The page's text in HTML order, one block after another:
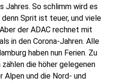
Jahres. So schlimm wird es
Sprit ist teuer, und viele
der ADAC rechnet mit
in den Corona-Jahren. Alle
haben nun Ferien. Zu
die höher gelegenen
und die Nord- und